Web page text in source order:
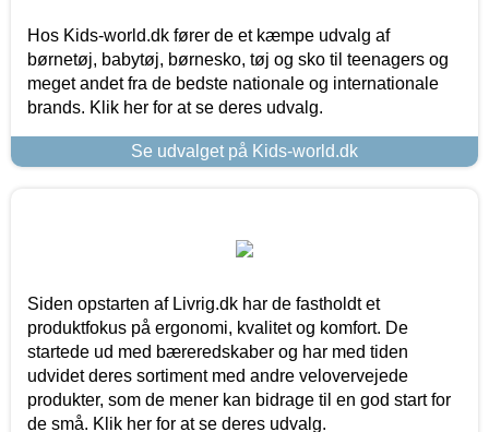
Hos Kids-world.dk fører de et kæmpe udvalg af
børnetøj, babytøj, børnesko, tøj og sko til teenagers og
meget andet fra de bedste nationale og internationale
brands. Klik her for at se deres udvalg.
Se udvalget på Kids-world.dk
Siden opstarten af Livrig.dk har de fastholdt et
produktfokus på ergonomi, kvalitet og komfort. De
startede ud med bæreredskaber og har med tiden
udvidet deres sortiment med andre velovervejede
produkter, som de mener kan bidrage til en god start for
de små. Klik her for at se deres udvalg.